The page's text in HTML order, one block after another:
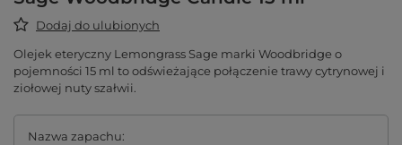
Dodaj do ulubionych
Olejek eteryczny Lemongrass Sage marki Woodbridge o
pojemności 15 ml to odświeżające połączenie trawy cytrynowej i
ziołowej nuty szałwii.
Nazwa zapachu